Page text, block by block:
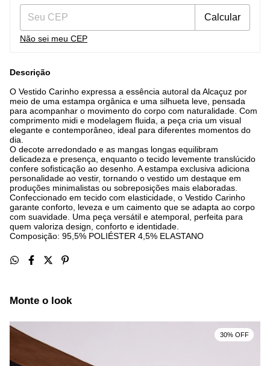
Calcular
Não sei meu CEP
Descrição
O Vestido Carinho expressa a essência autoral da Alcaçuz por
meio de uma estampa orgânica e uma silhueta leve, pensada
para acompanhar o movimento do corpo com naturalidade. Com
comprimento midi e modelagem fluida, a peça cria um visual
elegante e contemporâneo, ideal para diferentes momentos do
dia.
O decote arredondado e as mangas longas equilibram
delicadeza e presença, enquanto o tecido levemente translúcido
confere sofisticação ao desenho. A estampa exclusiva adiciona
personalidade ao vestir, tornando o vestido um destaque em
produções minimalistas ou sobreposições mais elaboradas.
Confeccionado em tecido com elasticidade, o Vestido Carinho
garante conforto, leveza e um caimento que se adapta ao corpo
com suavidade. Uma peça versátil e atemporal, perfeita para
quem valoriza design, conforto e identidade.
Composição: 95,5% POLIÉSTER 4,5% ELASTANO
Monte o look
30% OFF